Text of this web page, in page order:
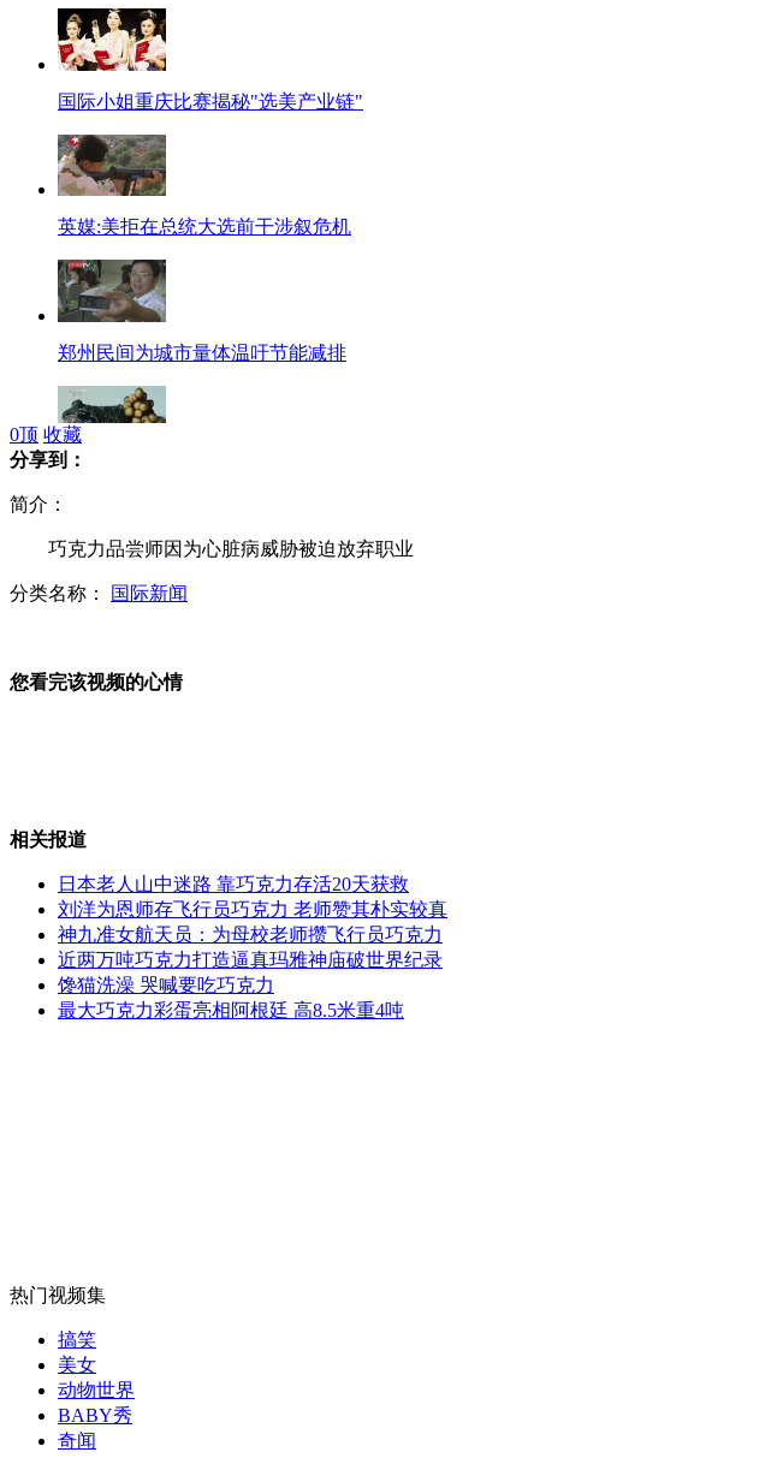
国际小姐重庆比赛揭秘"选美产业链"
英媒:美拒在总统大选前干涉叙危机
郑州民间为城市量体温吁节能减排
美国海滩午夜浮现神秘蓝光
梦之队胜巴西 奥巴马携妻现场观战
红绿灯故障致3人死 交警称不管
无痛分娩是否安全 医生回应
0顶 收藏
分享到：
简介：
巧克力品尝师因为心脏病威胁被迫放弃职业
分类名称： 国际新闻
您看完该视频的心情
相关报道
日本老人山中迷路 靠巧克力存活20天获救
刘洋为恩师存飞行员巧克力 老师赞其朴实较真
神九准女航天员：为母校老师攒飞行员巧克力
近两万吨巧克力打造逼真玛雅神庙破世界纪录
馋猫洗澡 哭喊要吃巧克力
最大巧克力彩蛋亮相阿根廷 高8.5米重4吨
热门视频集
搞笑
美女
动物世界
BABY秀
奇闻